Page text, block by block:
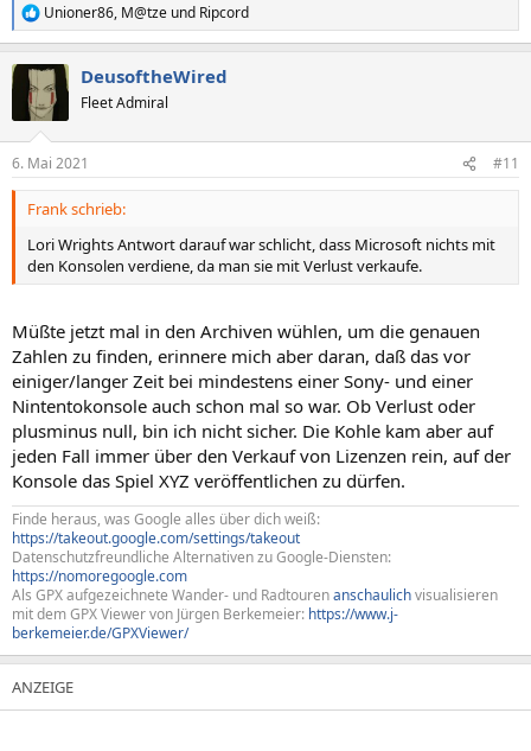
R
e
e
n
Unioner86, M@tze und Ripcord
DeusoftheWired
Fleet Admiral
6. Mai 2021 #11
Frank schrieb:
Lori Wrights Antwort darauf war schlicht, dass Microsoft nichts mit
den Konsolen verdiene, da man sie mit Verlust verkaufe.
Müßte jetzt mal in den Archiven wühlen, um die genauen
Zahlen zu finden, erinnere mich aber daran, daß das vor
einiger/langer Zeit bei mindestens einer Sony- und einer
Nintentokonsole auch schon mal so war. Ob Verlust oder
plusminus null, bin ich nicht sicher. Die Kohle kam aber auf
jeden Fall immer über den Verkauf von Lizenzen rein, auf der
Konsole das Spiel XYZ veröffentlichen zu dürfen.
Finde heraus, was Google alles über dich weiß:
https://takeout.google.com/settings/takeout
Datenschutzfreundliche Alternativen zu Google-Diensten:
https://nomoregoogle.com
Als GPX aufgezeichnete Wander- und Radtourenanschaulichvisualisieren
mit dem GPX Viewer von Jürgen Berkemeier: https://www.j-
berkemeier.de/GPXViewer/